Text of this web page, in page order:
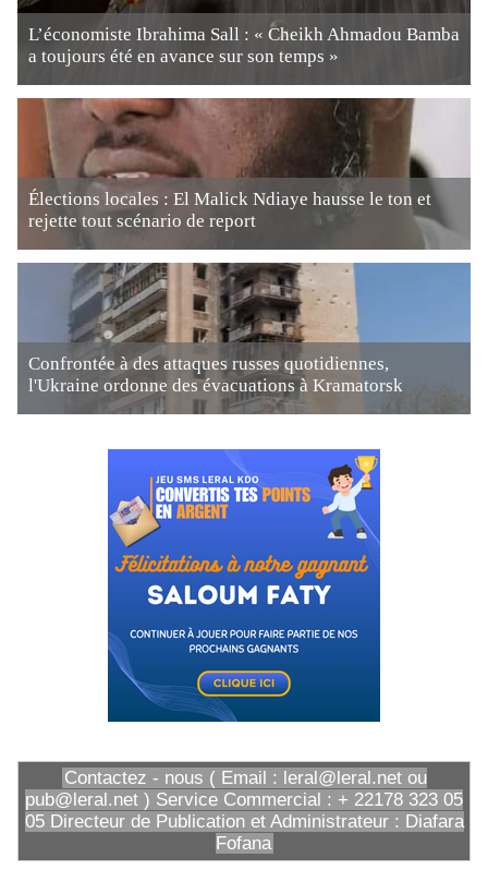
L’économiste Ibrahima Sall : « Cheikh Ahmadou Bamba
a toujours été en avance sur son temps »
Élections locales : El Malick Ndiaye hausse le ton et
rejette tout scénario de report
Confrontée à des attaques russes quotidiennes,
l'Ukraine ordonne des évacuations à Kramatorsk
Contactez - nous ( Email : leral@leral.net ou
pub@leral.net ) Service Commercial : + 22178 323 05
05 Directeur de Publication et Administrateur : Diafara
Fofana